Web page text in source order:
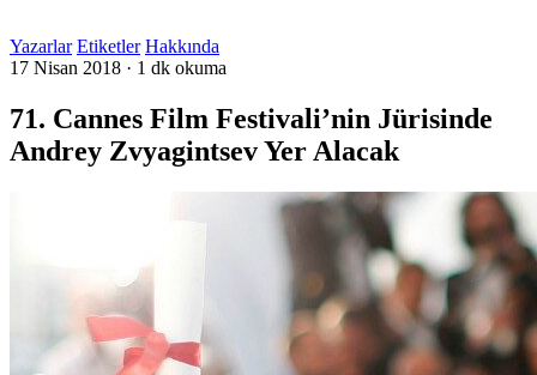
Yazarlar Etiketler Hakkında
17 Nisan 2018 · 1 dk okuma
71. Cannes Film Festivali’nin Jürisinde
Andrey Zvyagintsev Yer Alacak